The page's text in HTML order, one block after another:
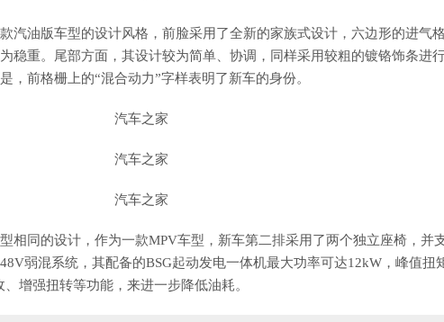
油版车型的设计风格，前脸采用了全新的家族式设计，六边形的进气
稳重。尾部方面，其设计较为简单、协调，同样采用较粗的镀铬饰条进
，前格栅上的“混合动力”字样表明了新车的身份。
同的设计，作为一款MPV车型，新车第二排采用了两个独立座椅，并
弱混系统，其配备的BSG起动发电一体机最大功率可达12kW，峰值扭
增强扭转等功能，来进一步降低油耗。